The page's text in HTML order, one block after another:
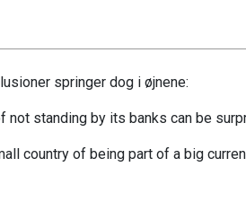
springer dog i øjnene:
standing by its banks can be
country of being part of a big